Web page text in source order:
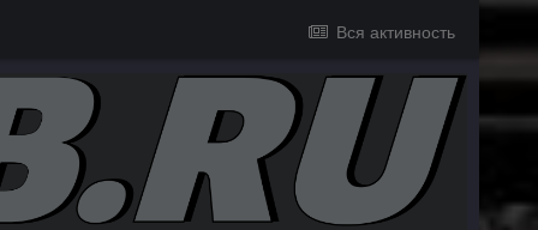
Вся активность